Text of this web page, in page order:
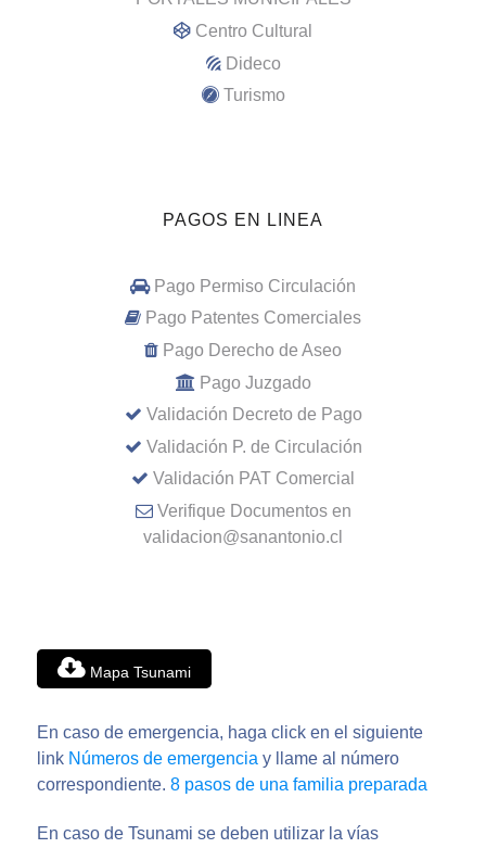
Centro Cultural
Dideco
Turismo
PAGOS EN LINEA
Pago Permiso Circulación
Pago Patentes Comerciales
Pago Derecho de Aseo
Pago Juzgado
Validación Decreto de Pago
Validación P. de Circulación
Validación PAT Comercial
Verifique Documentos en
validacion@sanantonio.cl
Mapa Tsunami
En caso de emergencia, haga click en el siguiente
link Números de emergencia y llame al número
correspondiente. 8 pasos de una familia preparada
En caso de Tsunami se deben utilizar la vías